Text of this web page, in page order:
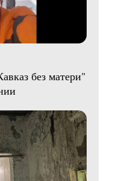
без матери"